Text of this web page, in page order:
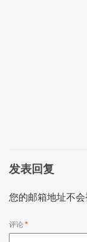
发表回复
您的邮箱地址不会
评论 *